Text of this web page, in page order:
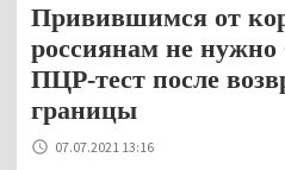
Привившимся от
россиянам не нужно
ПЦР-тест после
границы
07.07.2021 13:16